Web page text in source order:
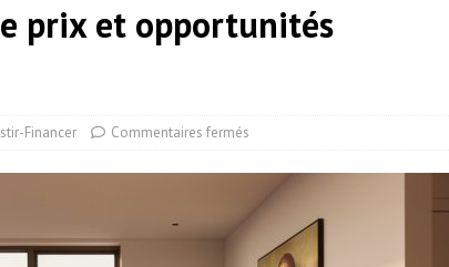
prix et opportunités
Financer Commentaires fermés